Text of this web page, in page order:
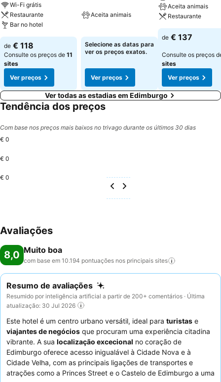
Wi-Fi grátis
Restaurante
Bar no hotel
de € 118
Consulte os preços de 11
sites
Ver preços
Aceita animais
Selecione as datas para
ver os preços exatos.
Ver preços
Aceita animais
Restaurante
de € 137
Consulte os preços
sites
Ver preços
Ver todas as estadias em Edimburgo
Tendência dos preços
Com base nos preços mais baixos no trivago durante os últimos 30 dias
€ 0
€ 0
€ 0
Avaliações
8,0 Muito boa
com base em 10.194 pontuações nos principais sites
Resumo de avaliações
Resumido por inteligência artificial a partir de 200+ comentários · Última
atualização: 30 Jul 2026
Este hotel é um centro urbano versátil, ideal para turistas e
viajantes de negócios que procuram uma experiência citadina
vibrante. A sua localização excecional no coração de
Edimburgo oferece acesso inigualável à Cidade Nova e à
Cidade Velha, com as principais ligações de transportes e
atrações como a Princes Street e o Castelo de Edimburgo a uma